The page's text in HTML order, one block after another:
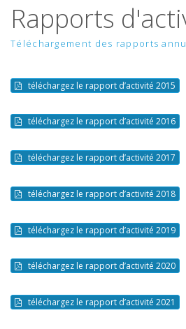
Rapports
Téléchargement des rapports
téléchargez le rapport d’activité 2015
téléchargez le rapport d’activité 2016
téléchargez le rapport d’activité 2017
téléchargez le rapport d’activité 2018
téléchargez le rapport d’activité 2019
téléchargez le rapport d’activité 2020
téléchargez le rapport d’activité 2021